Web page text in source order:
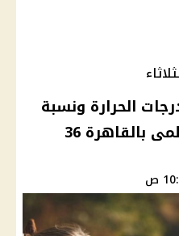
الحرارة ونسبة
بالقاهرة 36